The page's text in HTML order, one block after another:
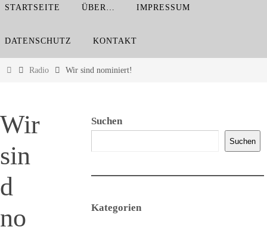
Inhalt
STARTSEITE ÜBER… IMPRESSUM
DATENSCHUTZ KONTAKT
StartRadio Wir sind nominiert!
Wir
sin
d
no
Suchen
Suchen
Kategorien